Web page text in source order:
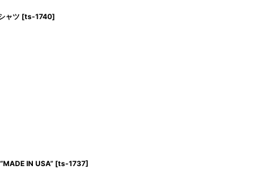
ャツ [ts-1740]
IN USA” [ts-1737]